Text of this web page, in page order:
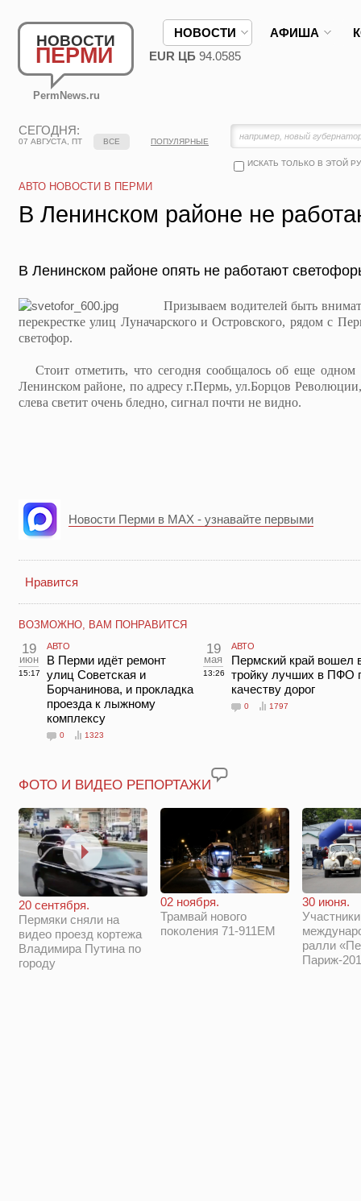
НОВОСТИ
ПЕРМИ
PermNews.ru
НОВОСТИ АФИША
EUR ЦБ 94.0585
СЕГОДНЯ:
07 АВГУСТА, ПТ
ИСКАТЬ ТОЛЬКО В ЭТОЙ
ВСЕ ПОПУЛЯРНЫЕ
АВТО НОВОСТИ В ПЕРМИ
В Ленинском районе не
В Ленинском районе опять не работают
Призываем водителей быть
перекрестке улиц Луначарского и Островского, рядом с
светофор.
Стоит отметить, что сегодня сообщалось об еще одном
Ленинском районе, по адресу г.Пермь, ул.Борцов
слева светит очень бледно, сигнал почти не видно.
Новости Перми в MAX - узнавайте первыми
Нравится
ВОЗМОЖНО, ВАМ ПОНРАВИТСЯ
19
июн
15:17
АВТО
В Перми идёт ремонт
улиц Советская и
Борчанинова, и прокладка
проезда к лыжному
комплексу
0 1323
19
мая
13:26
АВТО
Пермский край вошел
тройку лучших в ПФО
качеству дорог
0 1797
ФОТО И ВИДЕО РЕПОРТАЖИ
20 сентября.
Пермяки сняли на
видео проезд кортежа
Владимира Путина по
городу
02 ноября.
Трамвай нового
поколения 71-911ЕМ
30 июня.
Участники
ралли
Париж-